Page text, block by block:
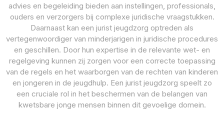
advies en begeleiding bieden aan instellingen, professionals,
ouders en verzorgers bij complexe juridische vraagstukken.
Daarnaast kan een jurist jeugdzorg optreden als
vertegenwoordiger van minderjarigen in juridische procedures
en geschillen. Door hun expertise in de relevante wet- en
regelgeving kunnen zij zorgen voor een correcte toepassing
van de regels en het waarborgen van de rechten van kinderen
en jongeren in de jeugdhulp. Een jurist jeugdzorg speelt zo
een cruciale rol in het beschermen van de belangen van
kwetsbare jonge mensen binnen dit gevoelige domein.